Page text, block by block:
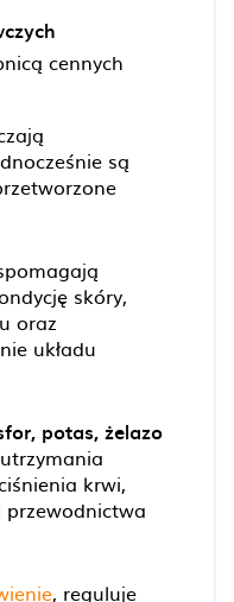
cennych
są
skóry,
oraz
układu
potas, żelazo
krwi,
, reguluje